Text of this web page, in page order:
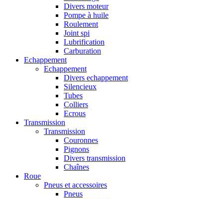
Divers moteur
Pompe à huile
Roulement
Joint spi
Lubrification
Carburation
Echappement
Echappement
Divers echappement
Silencieux
Tubes
Colliers
Ecrous
Transmission
Transmission
Couronnes
Pignons
Divers transmission
Chaînes
Roue
Pneus et accessoires
Pneus